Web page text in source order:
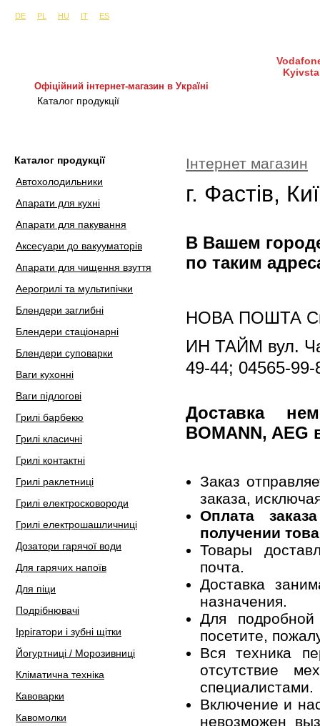
DE
PL HU IT ES
Офіційний інтернет-магазин в Україні
Каталог продукції
Каталог продукції
Автохолодильники
Апарати для кухні
Апарати для пакування
Аксесуари до вакууматорів
Апарати для чищення взуття
Аерогрилі та мультипічки
Блендери заглибні
Блендери стаціонарні
Блендери суповарки
Ваги кухонні
Ваги підлогові
Грилі барбекю
Грилі класичні
Грилі контактні
Грилі раклетниці
Грилі електросковороди
Грилі електрошашличниці
Дозатори гарячої води
Для гарячих напоїв
Для піци
Подрібнювачі
Іррігатори і зубні щітки
Йогуртниці / Морозивниці
Кліматична техніка
Кавоварки
Кавомолки
Інтернет магазин
г. Фастів,
В Вашем
по таким
НОВА ПОШТА
ИН ТАЙМ вул.
49-44; 04565-99-
Доставка
BOMANN, AEG
Заказ
заказа,
Оплата
получении
Товары
почта.
Доставка
назначения.
Для
посетите,
Вся техника
отсутствие
специалистами.
Включение и
невозможен